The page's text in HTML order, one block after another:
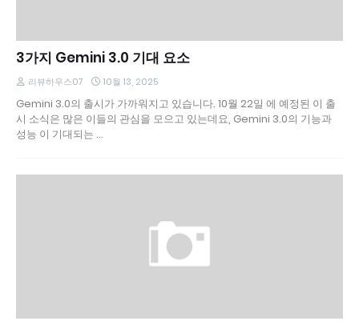
3가지 Gemini 3.0 기대 요소
리뷰하우스07 10월 13, 2025
Gemini 3.0의 출시가 가까워지고 있습니다. 10월 22일 에 예정된 이 출
시 소식은 많은 이들의 관심을 모으고 있는데요, Gemini 3.0의 기능과
성능 이 기대되는 …